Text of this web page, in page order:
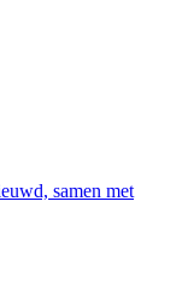
samen met